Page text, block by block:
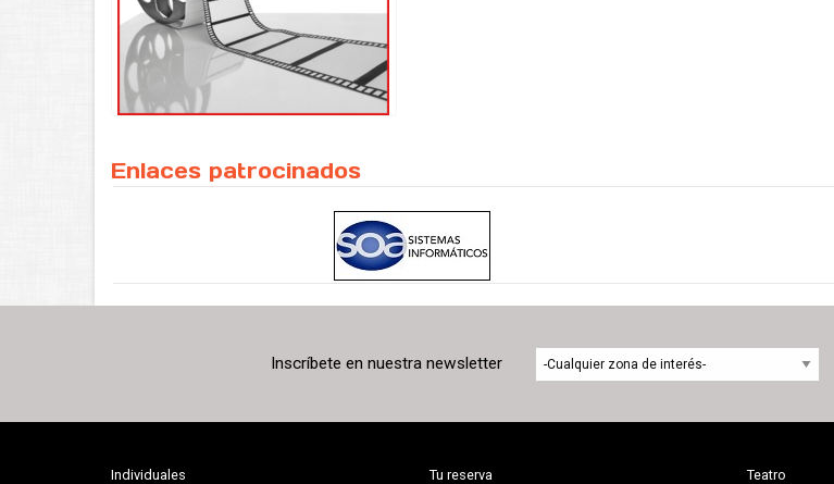
Enlaces patrocinados
Inscríbete en nuestra newsletter
Individuales Tu reserva Teatro